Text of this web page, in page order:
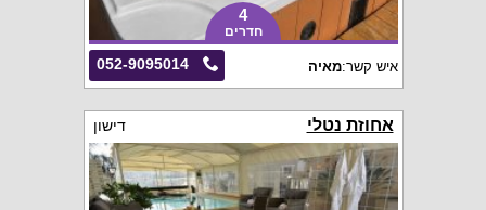
4
חדרים
052-9095014 איש קשר:מאיה
אחוזת נטלי דישון